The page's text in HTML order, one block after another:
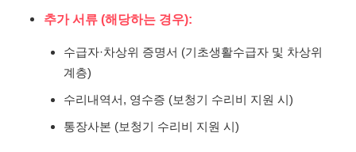
추가 서류 (해당하는 경우):
수급자·차상위 증명서 (기초생활수급자 및 차상위
계층)
수리내역서, 영수증 (보청기 수리비 지원 시)
통장사본 (보청기 수리비 지원 시)